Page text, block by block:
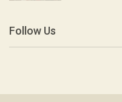
Follow Us